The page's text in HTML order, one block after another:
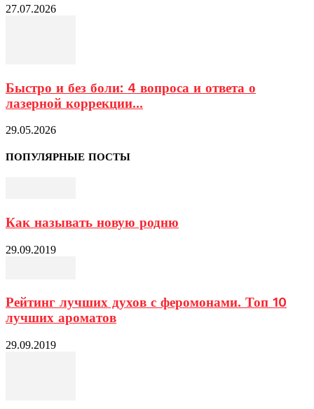
27.07.2026
Быстро и без боли: 4 вопроса и ответа о
лазерной коррекции...
29.05.2026
ПОПУЛЯРНЫЕ ПОСТЫ
Как называть новую родню
29.09.2019
Рейтинг лучших духов с феромонами. Топ 10
лучших ароматов
29.09.2019